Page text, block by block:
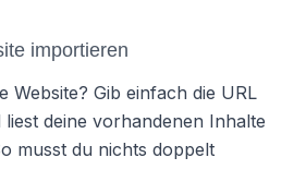
importieren
Website? Gib einfach die URL
deine vorhandenen Inhalte
musst du nichts doppelt